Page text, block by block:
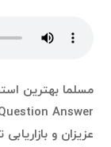
مسلما بهترین
عزیزان و